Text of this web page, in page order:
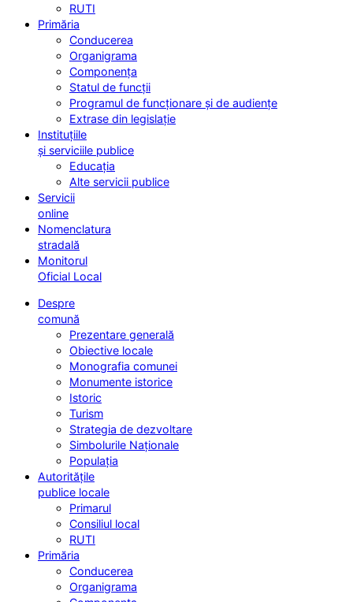
RUTI
Primăria
Conducerea
Organigrama
Componența
Statul de funcții
Programul de funcționare și de audiențe
Extrase din legislație
Instituțiile
și serviciile publice
Educația
Alte servicii publice
Servicii
online
Nomenclatura
stradală
Monitorul
Oficial Local
Despre
comună
Prezentare generală
Obiective locale
Monografia comunei
Monumente istorice
Istoric
Turism
Strategia de dezvoltare
Simbolurile Naționale
Populația
Autoritățile
publice locale
Primarul
Consiliul local
RUTI
Primăria
Conducerea
Organigrama